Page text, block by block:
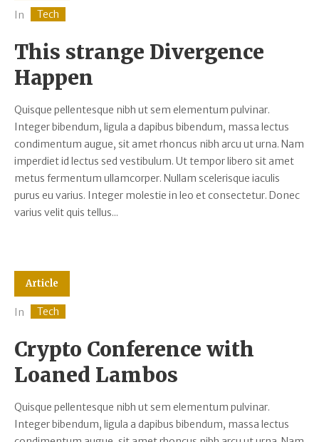
In Tech
This strange Divergence
Happen
Quisque pellentesque nibh ut sem elementum pulvinar.
Integer bibendum, ligula a dapibus bibendum, massa lectus
condimentum augue, sit amet rhoncus nibh arcu ut urna. Nam
imperdiet id lectus sed vestibulum. Ut tempor libero sit amet
metus fermentum ullamcorper. Nullam scelerisque iaculis
purus eu varius. Integer molestie in leo et consectetur. Donec
varius velit quis tellus...
Article
In Tech
Crypto Conference with
Loaned Lambos
Quisque pellentesque nibh ut sem elementum pulvinar.
Integer bibendum, ligula a dapibus bibendum, massa lectus